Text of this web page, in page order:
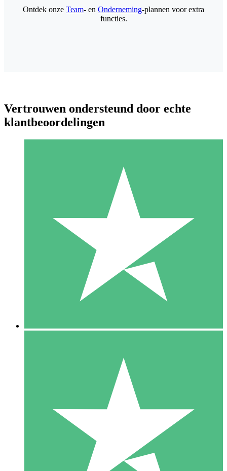
Individuele Creditpakketten
Betaal per gebruik met downloadtegoeden. Geen maandelijkse
1000
10 Downloaden
20 00
Ontdek onze Team- en Onderneming-plannen voor extra
functies.
Vertrouwen ondersteund door echte
klantbeoordelingen